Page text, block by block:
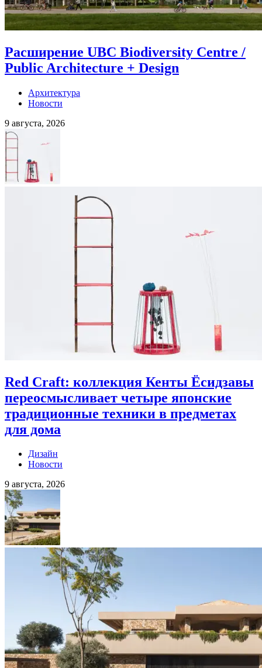
Расширение UBC Biodiversity Centre /
Public Architecture + Design
Архитектура
Новости
9 августа, 2026
Red Craft: коллекция Кенты Ёсидзавы
переосмысливает четыре японские
традиционные техники в предметах
для дома
Дизайн
Новости
9 августа, 2026